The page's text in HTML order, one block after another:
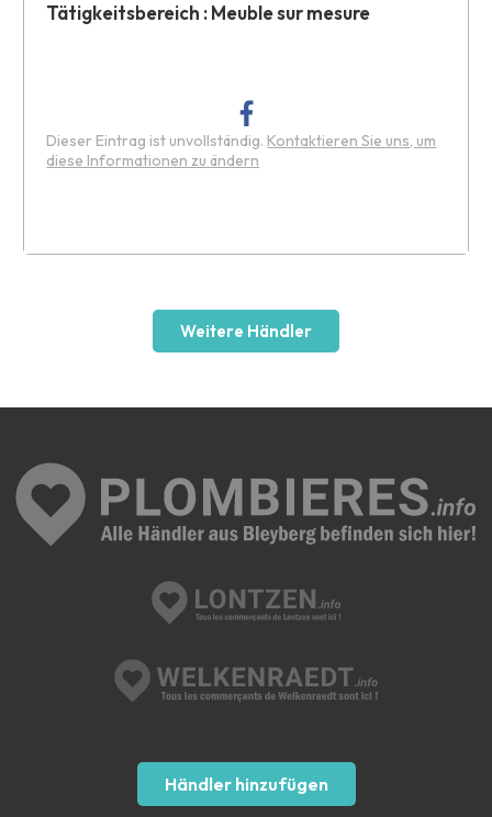
Tätigkeitsbereich : Meuble sur mesure
Dieser Eintrag ist unvollständig. Kontaktieren Sie uns, um
diese Informationen zu ändern
Weitere Händler
Händler hinzufügen